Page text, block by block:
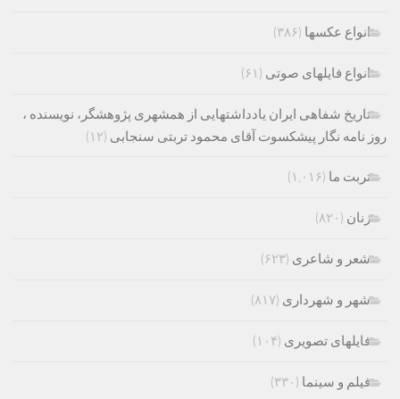
انواع عکسها (۳۸۶)
انواع فایلهای صوتی (۶۱)
تاریخ شفاهی ایران یادداشتهایی از همشهری پژوهشگر، نویسنده ،
روز نامه نگار پیشکسوت آقای محمود تربتی سنجابی (۱۲)
تربت ما (۱,۰۱۶)
زنان (۸۲۰)
شعر و شاعری (۶۲۳)
شهر و شهرداری (۸۱۷)
فایلهای تصویری (۱۰۴)
فیلم و سینما (۳۳۰)